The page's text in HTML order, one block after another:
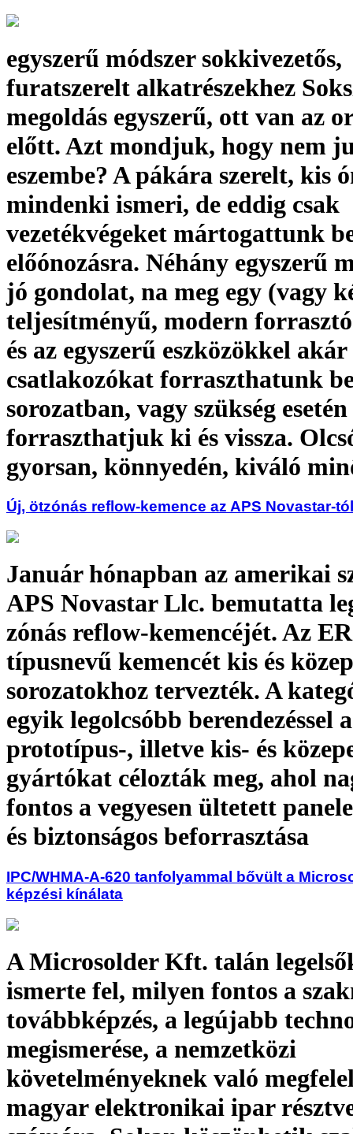
egyszerű módszer sokkivezetős,
furatszerelt alkatrészekhez
megoldás egyszerű, ott van az
előtt. Azt mondjuk, hogy nem
eszembe? A pákára szerelt, kis
mindenki ismeri, de eddig csak
vezetékvégeket mártogattunk
előónozásra. Néhány egyszerű
jó gondolat, na meg egy (vagy
teljesítményű, modern
és az egyszerű eszközökkel akár
csatlakozókat forraszthatunk
sorozatban, vagy szükség esetén
forraszthatjuk ki és vissza.
gyorsan, könnyedén, kiváló
Új, ötzónás reflow-kemence az APS Novastar-tól
Január hónapban az amerikai
APS Novastar Llc. bemutatta
zónás reflow-kemencéjét. Az
típusnevű kemencét kis és
sorozatokhoz tervezték. A
egyik legolcsóbb berendezéssel a
prototípus-, illetve kis- és
gyártókat célozták meg, ahol
fontos a vegyesen ültetett
és biztonságos beforrasztása
IPC/WHMA-A-620 tanfolyammal bővült a
képzési kínálata
A Microsolder Kft. talán
ismerte fel, milyen fontos a
továbbképzés, a legújabb
megismerése, a nemzetközi
követelményeknek való
magyar elektronikai ipar